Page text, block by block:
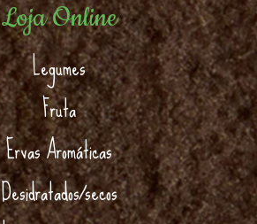
Loja Online
Legumes
Fruta
Ervas Aromáticas
Desidratados/secos